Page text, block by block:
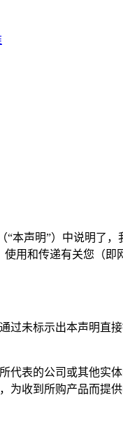
“本声明”）中说明了
用和传递有关您（即
未标示出本声明直接
代表的公司或其他实
为收到所购产品而提